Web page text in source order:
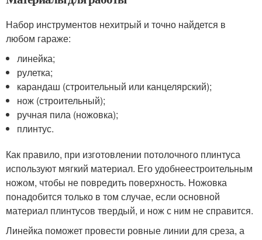
Набор инструментов нехитрый и точно найдется в
любом гараже:
линейка;
рулетка;
карандаш (строительный или канцелярский);
нож (строительный);
ручная пила (ножовка);
плинтус.
Как правило, при изготовлении потолочного плинтуса
используют мягкий материал. Его удобнеестроительным
ножом, чтобы не повредить поверхность. Ножовка
понадобится только в том случае, если основной
материал плинтусов твердый, и нож с ним не справится.
Линейка поможет провести ровные линии для среза, а